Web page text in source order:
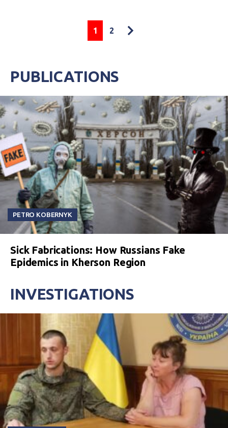
1 2
PUBLICATIONS
PETRO KOBERNYK
Sick Fabrications: How Russians Fake
Epidemics in Kherson Region
INVESTIGATIONS